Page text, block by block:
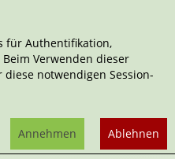
der Gladiatoren
2009
für Authentifikation,
Verwenden dieser
notwendigen Session-
Ablehnen
Annehmen